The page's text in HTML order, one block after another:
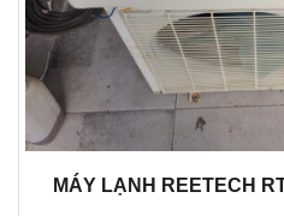
MÁY LẠNH REETECH